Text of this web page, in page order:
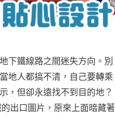
下鐵線路之間迷失方向。別
地人都搞不清，自己要轉乘
，但卻永遠找不到目的地？
出口圖片，原來上面暗藏著